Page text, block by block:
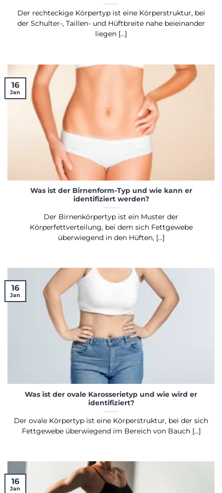
Der rechteckige Körpertyp ist eine Körperstruktur, bei
der Schulter-, Taillen- und Hüftbreite nahe beieinander
liegen [...]
Was ist der Birnenform-Typ und wie kann er
identifiziert werden?
Der Birnenkörpertyp ist ein Muster der
Körperfettverteilung, bei dem sich Fettgewebe
überwiegend in den Hüften, [...]
16
Jan
Was ist der ovale Karosserietyp und wie wird er
identifiziert?
Der ovale Körpertyp ist eine Körperstruktur, bei der sich
Fettgewebe überwiegend im Bereich von Bauch [...]
16
Jan
16
Jan